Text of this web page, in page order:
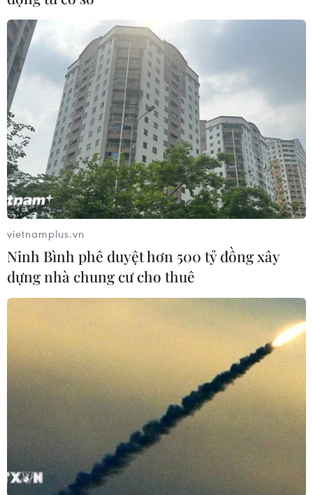
vietnamplus.vn
Ninh Bình phê duyệt hơn 500 tỷ đồng xây
dựng nhà chung cư cho thuê